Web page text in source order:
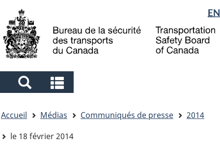
to
main
to
"About
government"
à
la
Sélection
de
la
langue
EN
Search
and
menus
and
menus
êtes
ici
Accueil Médias Communiqués de presse
2014
le 18 février 2014